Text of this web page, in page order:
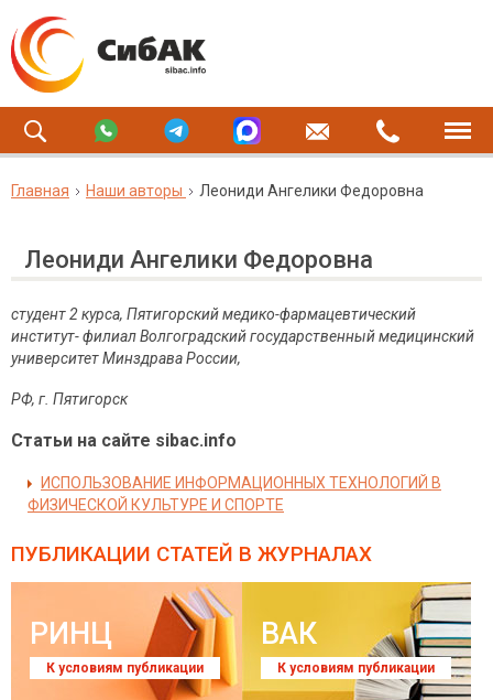
Главная Наши авторы Леониди Ангелики Федоровна
Леониди Ангелики Федоровна
студент 2 курса, Пятигорский медико-фармацевтический
институт- филиал Волгоградский государственный медицинский
университет Минздрава России,
РФ, г. Пятигорск
Статьи на сайте sibac.info
ИСПОЛЬЗОВАНИЕ ИНФОРМАЦИОННЫХ ТЕХНОЛОГИЙ В
ФИЗИЧЕСКОЙ КУЛЬТУРЕ И СПОРТЕ
ПУБЛИКАЦИИ СТАТЕЙ В ЖУРНАЛАХ
РИНЦ
К условиям публикации
ВАК
К условиям публикации